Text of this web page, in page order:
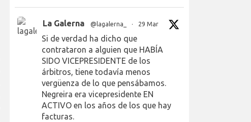
La Galerna @lagalerna_ · 29 Mar
Si de verdad ha dicho que
contrataron a alguien que HABÍA
SIDO VICEPRESIDENTE de los
árbitros, tiene todavía menos
vergüenza de lo que pensábamos.
Negreira era vicepresidente EN
ACTIVO en los años de los que hay
facturas.